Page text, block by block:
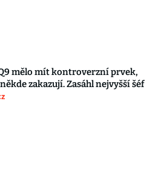
mělo mít kontroverzní prvek,
zakazují. Zasáhl nejvyšší šéf